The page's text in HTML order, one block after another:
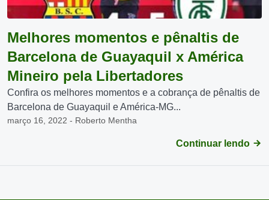
Melhores momentos e pênaltis de
Barcelona de Guayaquil x América
Mineiro pela Libertadores
Confira os melhores momentos e a cobrança de pênaltis de
Barcelona de Guayaquil e América-MG...
março 16, 2022 - Roberto Mentha
Continuar lendo